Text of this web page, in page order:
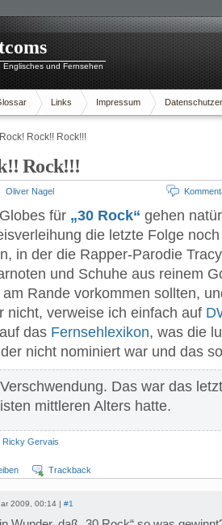
und Fernsehen
Links Impressum
Rock!! Rock!!!
Rock!!!
Oliver Nagel
für „30 Rock“ gehen
die letzte Folge
in der die Rapper-Parodie
und Schuhe aus reinem
Rande vorkommen sollten,
nicht, verweise ich einfach auf
das Fernsehlexikon, was die
nicht nominiert war und das
Das war das
mittleren Alters hatte.
Ricky Gervais
Trackback
2009, 00:14 | #1